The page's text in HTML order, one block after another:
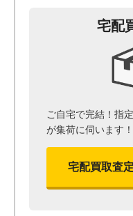
宅配
ご自宅で完結！指
が集荷に伺います！
宅配買取査